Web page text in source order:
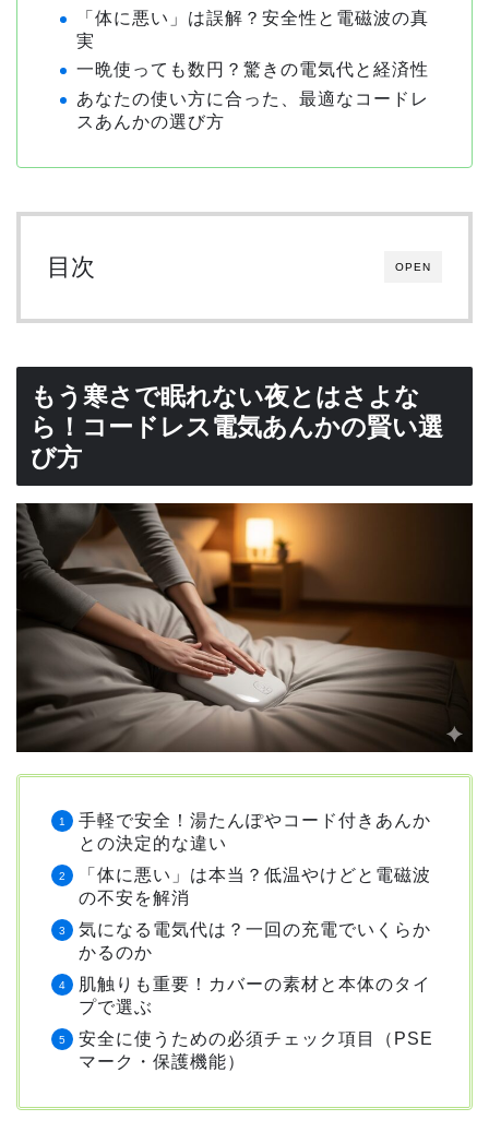
「体に悪い」は誤解？安全性と電磁波の真
実
一晩使っても数円？驚きの電気代と経済性
あなたの使い方に合った、最適なコードレ
スあんかの選び方
OPEN
目次
もう寒さで眠れない夜とはさよな
ら！コードレス電気あんかの賢い選
び方
手軽で安全！湯たんぽやコード付きあんか
との決定的な違い
「体に悪い」は本当？低温やけどと電磁波
の不安を解消
気になる電気代は？一回の充電でいくらか
かるのか
肌触りも重要！カバーの素材と本体のタイ
プで選ぶ
安全に使うための必須チェック項目（PSE
マーク・保護機能）